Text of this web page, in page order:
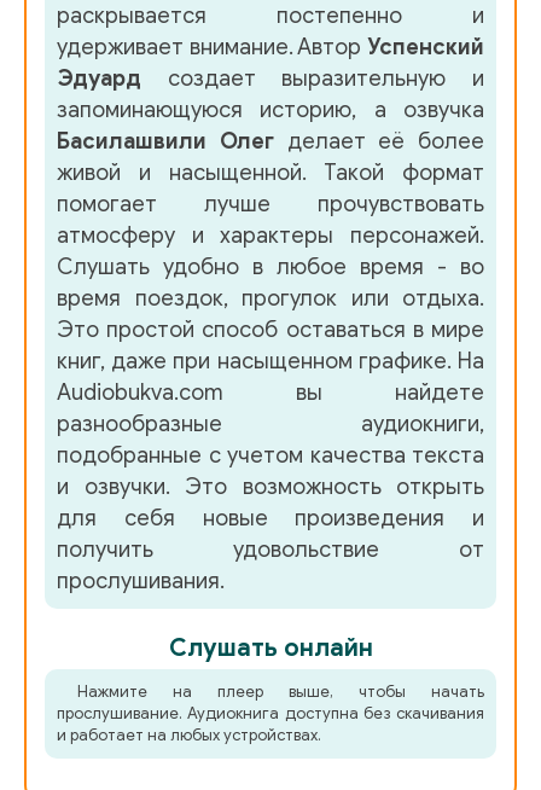
раскрывается постепенно и
удерживает внимание. Автор Успенский
Эдуард создает выразительную и
запоминающуюся историю, а озвучка
Басилашвили Олегделает её более
живой и насыщенной. Такой формат
помогает лучше прочувствовать
атмосферу и характеры персонажей.
Слушать удобно в любое время - во
время поездок, прогулок или отдыха.
Это простой способ оставаться в мире
книг, даже при насыщенном графике. На
Audiobukva.com вы найдете
разнообразные аудиокниги,
подобранные с учетом качества текста
и озвучки. Это возможность открыть
для себя новые произведения и
получить удовольствие от
прослушивания.
Слушать онлайн
Нажмите на плеер выше, чтобы начать
прослушивание. Аудиокнига доступна без скачивания
и работает на любых устройствах.